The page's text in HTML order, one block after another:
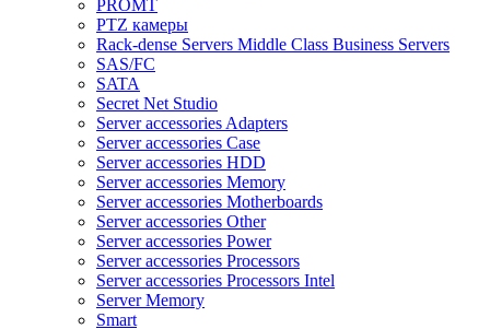
PROMT
PTZ камеры
Rack-dense Servers Middle Class Business Servers
SAS/FC
SATA
Secret Net Studio
Server accessories Adapters
Server accessories Case
Server accessories HDD
Server accessories Memory
Server accessories Motherboards
Server accessories Other
Server accessories Power
Server accessories Processors
Server accessories Processors Intel
Server Memory
Smart